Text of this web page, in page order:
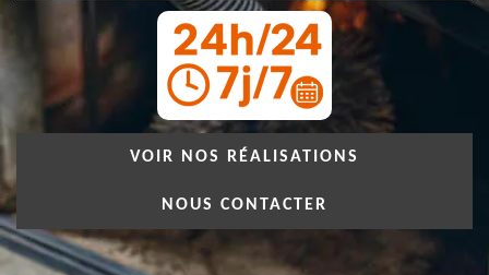
VOIR NOS RÉALISATIONS
NOUS CONTACTER